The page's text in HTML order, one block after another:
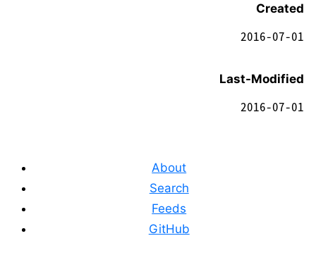
Created
2016-07-01
Last-Modified
2016-07-01
About
Search
Feeds
GitHub